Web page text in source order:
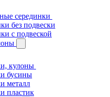
серединки
без подвески
с подвеской
кулоны
бусины
металл
пластик